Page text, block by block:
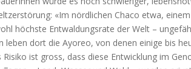
«Im nördlichen Chaco etwa, einem
höchste Entwaldungsrate der Welt –
leben dort die Ayoreo, von denen einige bis
ist gross, dass diese Entwicklung im